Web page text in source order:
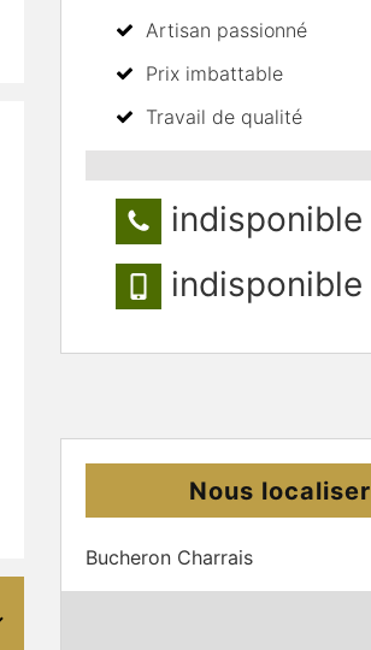
Artisan passionné
Prix imbattable
Travail de qualité
indisponible
indisponible
Nous localiser
Bucheron Charrais